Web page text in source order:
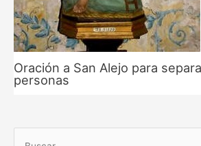
Oración a San Alejo para
personas